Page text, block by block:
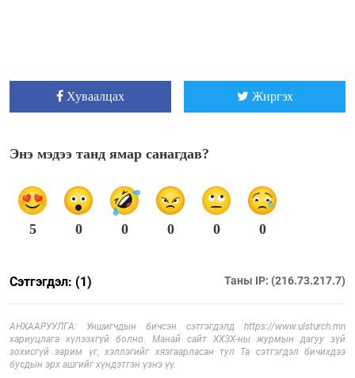
Хуваалцах Жиргэх
Энэ мэдээ танд ямар санагдав?
5 0 0 0 0 0
Сэтгэгдэл: (1) Таны IP: (216.73.217.7)
АНХААРУУЛГА: Уншигчдын бичсэн сэтгэгдэлд https://www.ulsturch.mn
хариуцлага хүлээхгүй болно. Манай сайт ХХЗХ-ны журмын дагуу зүй
зохисгүй зарим үг, хэллэгийг хязгаарласан тул Та сэтгэгдэл бичихдээ
бусдын эрх ашгийг хүндэтгэн үзнэ үү.